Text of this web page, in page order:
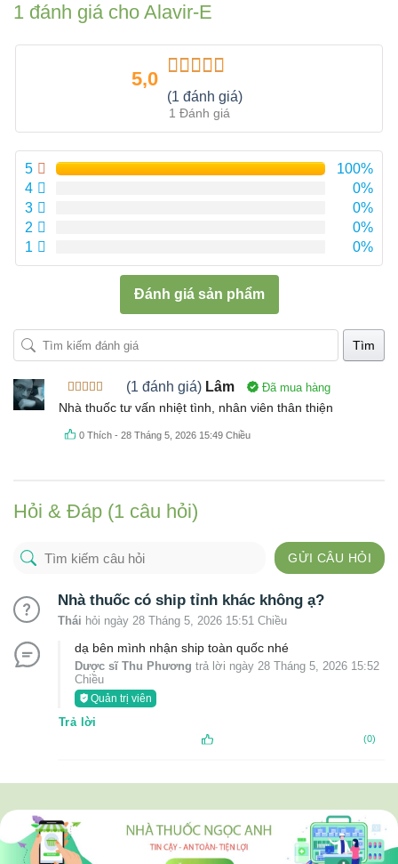
1 đánh giá cho Alavir-E
5,0
Được xếp
hạng 5.00
sao
(1 đánh giá)
1 Đánh giá
5
100%
4
0%
3
0%
2
0%
1
0%
Đánh giá sản phẩm
Tìm
Được xếp
hạng55
sao
(1 đánh giá) Lâm Đã mua hàng
Nhà thuốc tư vấn nhiệt tình, nhân viên thân thiện
0 Thích -28 Tháng 5, 2026 15:49 Chiều
Hỏi & Đáp (1 câu hỏi)
GỬI CÂU HỎI
Nhà thuốc có ship tỉnh khác không ạ?
Thái hỏi ngày 28 Tháng 5, 2026 15:51 Chiều
dạ bên mình nhận ship toàn quốc nhé
Dược sĩ Thu Phương trả lời ngày 28 Tháng 5, 2026 15:52
Chiều
Quản trị viên
Trả lời
(0)